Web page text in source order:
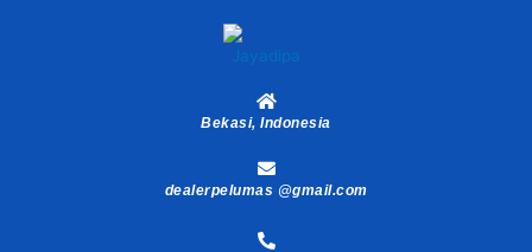
Bekasi, Indonesia
dealerpelumas @gmail.com